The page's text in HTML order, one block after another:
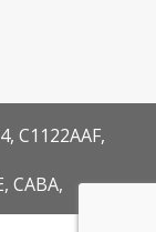
C1122AAF,
CABA,